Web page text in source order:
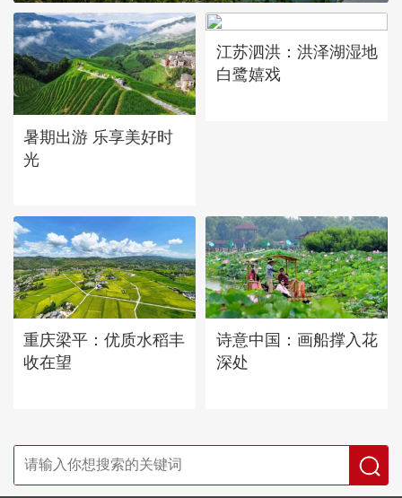
暑期出游 乐享美好时
光
江苏泗洪：洪泽湖湿地
白鹭嬉戏
重庆梁平：优质水稻丰
收在望
诗意中国：画船撑入花
深处